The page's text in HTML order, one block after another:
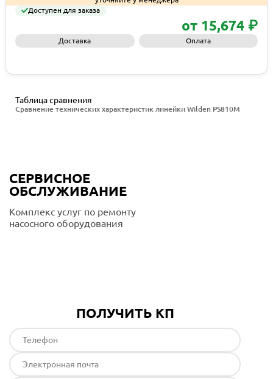
Доступен для заказа
от 15,674 ₽
Доставка Оплата
Сравнение технических характеристик линейки Wilden PS810M
Таблица сравнения
СЕРВИСНОЕ
ОБСЛУЖИВАНИЕ
Комплекс услуг по ремонту
насосного оборудования
ПОЛУЧИТЬ КП